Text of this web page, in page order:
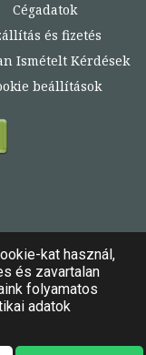
Cégadatok
és fizetés
Ismételt Kérdések
beállítások